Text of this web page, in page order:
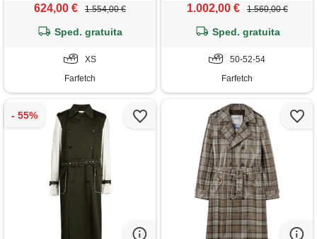
624,00 € 1.554,00 €
Sped. gratuita
XS
Farfetch
1.002,00 € 1.560,00 €
Sped. gratuita
50-52-54
Farfetch